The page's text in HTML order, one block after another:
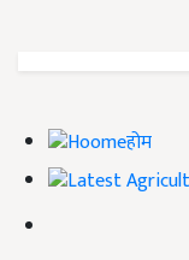
होम